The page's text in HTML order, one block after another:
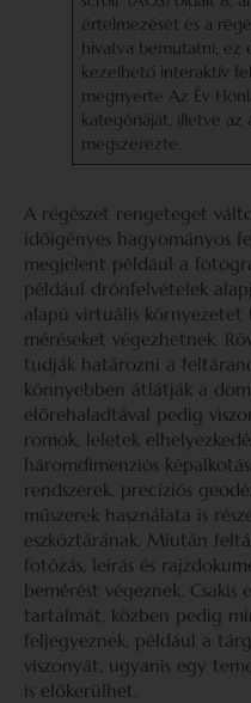
értelmezését és a
hivatva bemutatni; ez
kezelhető interaktív
megnyerte Az Év
kategóriáját, illetve az
megszerezte.
A régészet rengeteget
időigényes hagyományos
megjelent például a
például drónfelvételek
alapú virtuális
méréseket végezhetnek.
tudják határozni a
könnyebben átlátják a
előrehaladtával pedig
romok, leletek
háromdimenziós
rendszerek, precíziós
műszerek használata is
eszköztárának. Miután
fotózás, leírás és
bemérést végeznek.
tartalmát, közben pedig
feljegyeznek, például a
viszonyát, ugyanis egy
is előkerülhet.